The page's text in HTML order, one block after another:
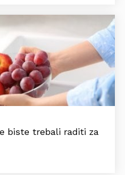
biste trebali raditi za